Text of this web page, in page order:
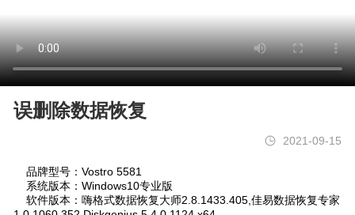
误删除数据恢复
2021-09-15
品牌型号：Vostro 5581
系统版本：Windows10专业版
软件版本：嗨格式数据恢复大师2.8.1433.405,佳易数据恢复专家